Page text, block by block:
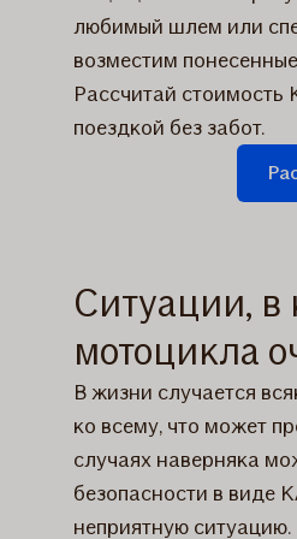
любимый шлем или
возместим
Рассчитай
поездкой без забот.
Ситуации, в
мотоцикла
В жизни случается
ко всему, что может
случаях наверняка
безопасности в виде
неприятную ситуацию.